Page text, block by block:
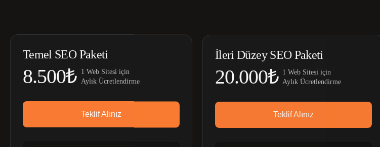
Temel SEO Paketi
8.500₺
1 Web Sitesi için
Aylık Ücretlendirme
Teklif Alınız
İleri Düzey SEO Paketi
20.000₺ 1 Web Sitesi için
Aylık Ücretlendirme
Teklif Alınız